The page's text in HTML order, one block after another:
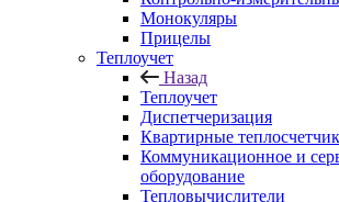
Монокуляры
Прицелы
Теплоучет
Назад
Теплоучет
Диспетчеризация
Квартирные
Коммуникационное и
оборудование
Тепловычислители